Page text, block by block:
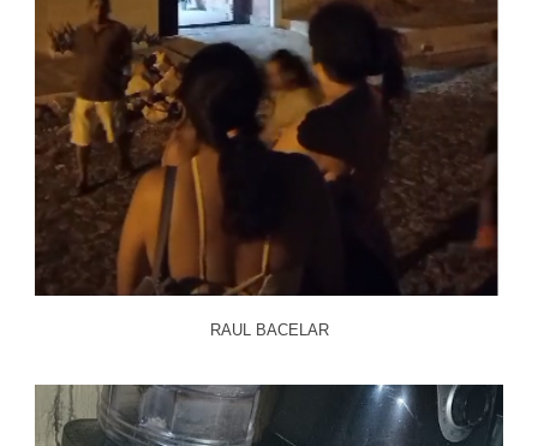
RAUL BACELAR